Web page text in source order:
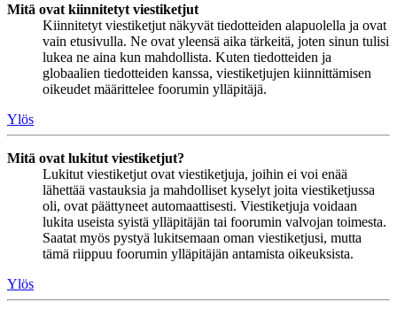
Mitä ovat kiinnitetyt viestiketjut
Kiinnitetyt viestiketjut näkyvät tiedotteiden alapuolella ja ovat
vain etusivulla. Ne ovat yleensä aika tärkeitä, joten sinun tulisi
lukea ne aina kun mahdollista. Kuten tiedotteiden ja
globaalien tiedotteiden kanssa, viestiketjujen kiinnittämisen
oikeudet määrittelee foorumin ylläpitäjä.
Ylös
Mitä ovat lukitut viestiketjut?
Lukitut viestiketjut ovat viestiketjuja, joihin ei voi enää
lähettää vastauksia ja mahdolliset kyselyt joita viestiketjussa
oli, ovat päättyneet automaattisesti. Viestiketjuja voidaan
lukita useista syistä ylläpitäjän tai foorumin valvojan toimesta.
Saatat myös pystyä lukitsemaan oman viestiketjusi, mutta
tämä riippuu foorumin ylläpitäjän antamista oikeuksista.
Ylös